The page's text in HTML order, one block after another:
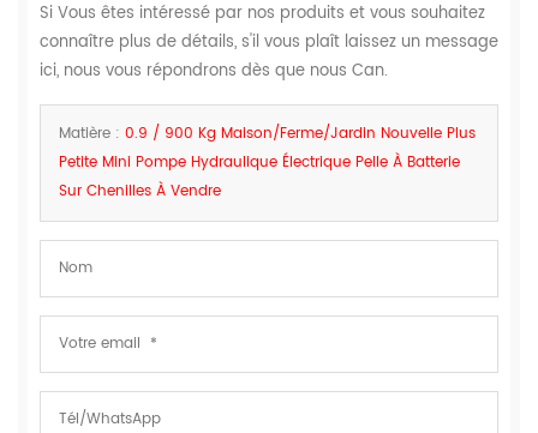
Si Vous êtes intéressé par nos produits et vous souhaitez
connaître plus de détails, s'il vous plaît laissez un message
ici, nous vous répondrons dès que nous Can.
Matière : 0.9 / 900 Kg Maison/ferme/jardin Nouvelle Plus
Petite Mini Pompe Hydraulique Électrique Pelle À Batterie
Sur Chenilles À Vendre